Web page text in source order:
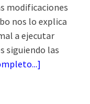
modificaciones
nos lo explica
a ejecutar
siguiendo las
]